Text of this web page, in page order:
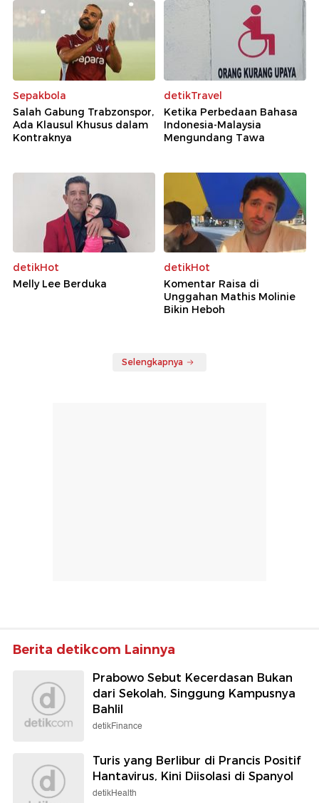
Sepakbola
Salah Gabung Trabzonspor,
Ada Klausul Khusus dalam
Kontraknya
detikTravel
Ketika Perbedaan Bahasa
Indonesia-Malaysia
Mengundang Tawa
detikHot
Melly Lee Berduka
detikHot
Komentar Raisa di
Unggahan Mathis Molinie
Bikin Heboh
Selengkapnya
Berita detikcom Lainnya
Prabowo Sebut Kecerdasan Bukan
dari Sekolah, Singgung Kampusnya
Bahlil
detikFinance
Turis yang Berlibur di Prancis Positif
Hantavirus, Kini Diisolasi di Spanyol
detikHealth